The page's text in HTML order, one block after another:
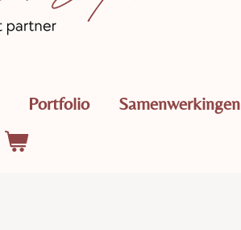
Portfolio Samenwerkingen